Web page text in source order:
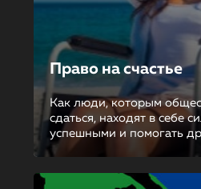
Право на счастье
Как люди, которым
сдаться, находят в себе
успешными и помогать